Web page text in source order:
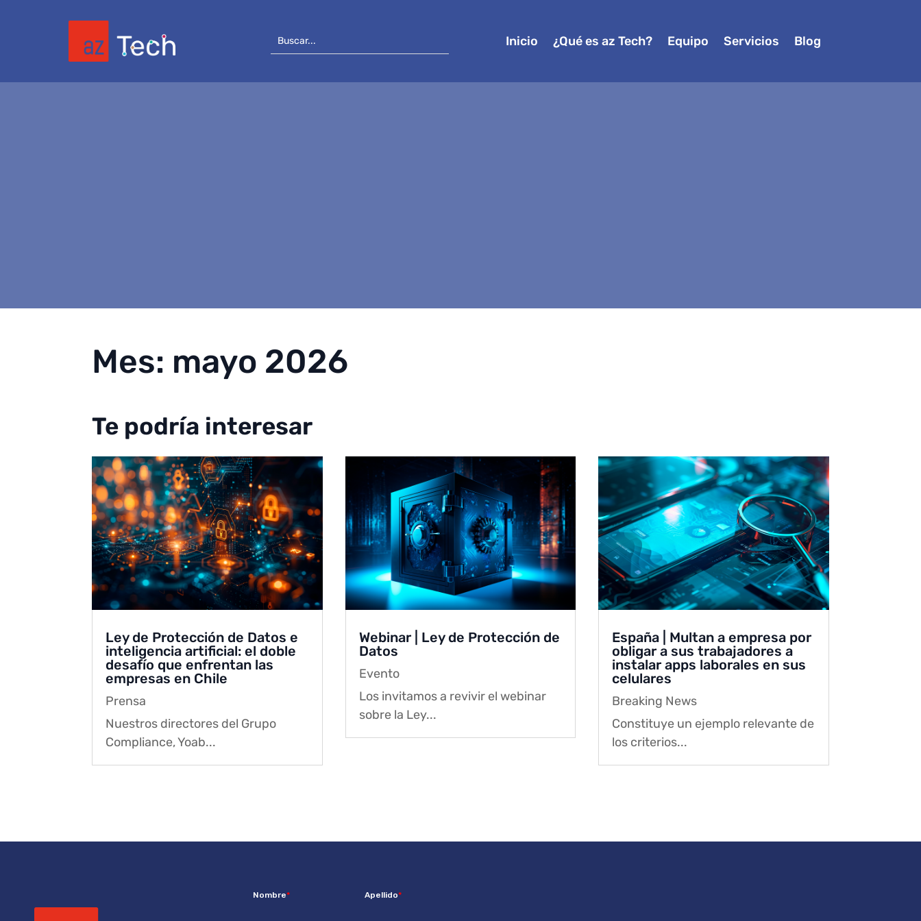
Inicio ¿Qué es az Tech? Equipo Servicios Blog
Mes: mayo 2026
Te podría interesar
Ley de Protección de Datos e
inteligencia artificial: el doble
desafío que enfrentan las
empresas en Chile
Prensa
Nuestros directores del Grupo
Compliance, Yoab...
Webinar | Ley de Protección de
Datos
Evento
Los invitamos a revivir el webinar
sobre la Ley...
España | Multan a empresa por
obligar a sus trabajadores a
instalar apps laborales en sus
celulares
Breaking News
Constituye un ejemplo relevante de
los criterios...